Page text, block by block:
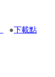
●下載點